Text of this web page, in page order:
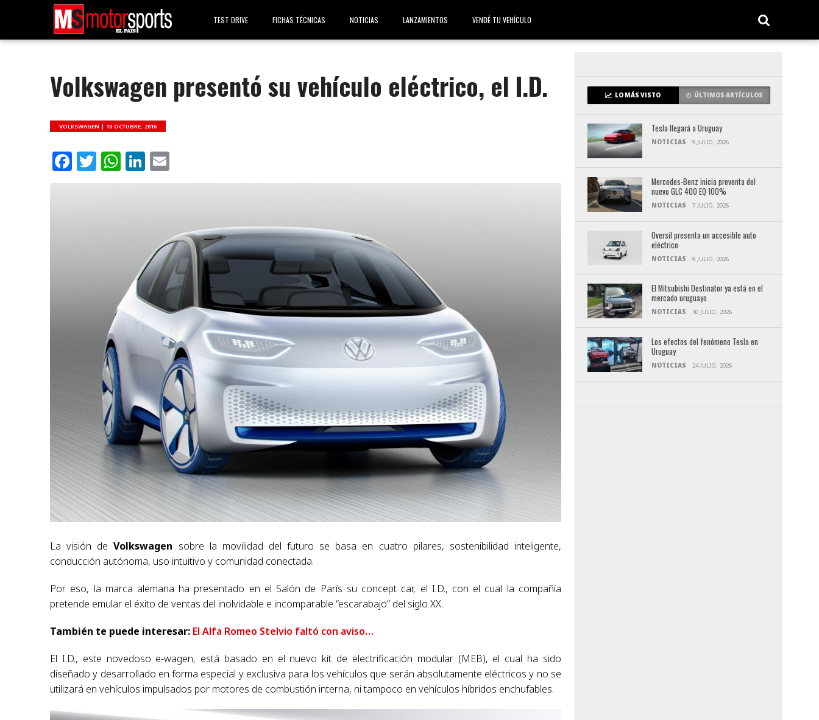
TEST DRIVE FICHAS TÉCNICAS NOTICIAS LANZAMIENTOS VENDÉ TU VEHÍCULO
Volkswagen presentó su vehículo eléctrico, el I.D.
VOLKSWAGEN | 10 OCTUBRE, 2016
Facebook
Twitter
WhatsApp
LinkedIn
La visión deVolkswagen sobre la movilidad del futuro se basa en cuatro pilares, sostenibilidad inteligente,
conducción autónoma, uso intuitivo y comunidad conectada.
Por eso, la marca alemana ha presentado en el Salón de París su concept car, el I.D., con el cual la compañía
pretende emular el éxito de ventas del inolvidable e incomparable “escarabajo” del siglo XX.
También te puede interesar: El Alfa Romeo Stelvio faltó con aviso…
El I.D., este novedoso e-wagen, está basado en el nuevo kit de electrificación modular (MEB), el cual ha sido
diseñado y desarrollado en forma especial y exclusiva para los vehículos que serán absolutamente eléctricos y no se
utilizará en vehículos impulsados por motores de combustión interna, ni tampoco en vehículos híbridos enchufables.
LO MÁS VISTO ÚLTIMOS ARTÍCULOS
Tesla llegará a Uruguay
NOTICIAS 9 JULIO, 2026
Mercedes-Benz inicia preventa del
nuevo GLC 400 EQ 100%
NOTICIAS 7 JULIO, 2026
Oversil presenta un accesible auto
eléctrico
NOTICIAS 9 JULIO, 2026
El Mitsubishi Destinator ya está en el
mercado uruguayo
NOTICIAS 10 JULIO, 2026
Los efectos del fenómeno Tesla en
Uruguay
NOTICIAS 24 JULIO, 2026